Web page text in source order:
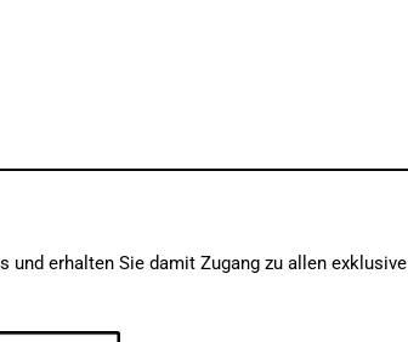
erhalten Sie damit Zugang zu allen